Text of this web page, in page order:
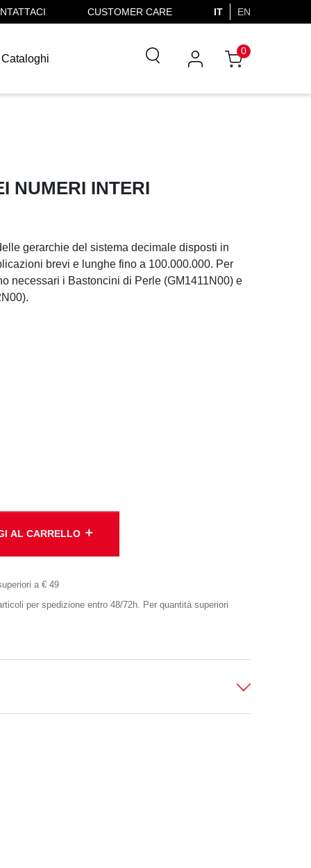
CUSTOMER CARE IT EN
Cataloghi
0
NUMERI INTERI
gerarchie del sistema decimale disposti in
brevi e lunghe fino a 100.000.000. Per
necessari i Bastoncini di Perle (GM1411N00) e
AL CARRELLO add
a € 49
per spedizione entro 48/72h. Per quantità superiori